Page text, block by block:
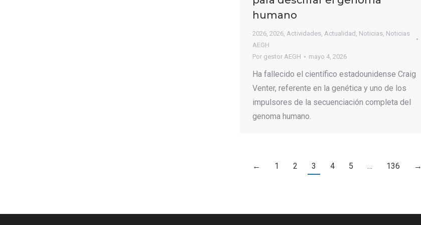
humano
2026, 2026, Actividades, Actualidad , Noticias, Noticias
AEGH
Por gestor AEGH mayo 4, 2026
Ha fallecido el científico estadounidense Craig
Venter, referente en la genética y uno de los
impulsores de la secuenciación completa del
genoma humano.
← 1 2 3 4 5 … 136 →